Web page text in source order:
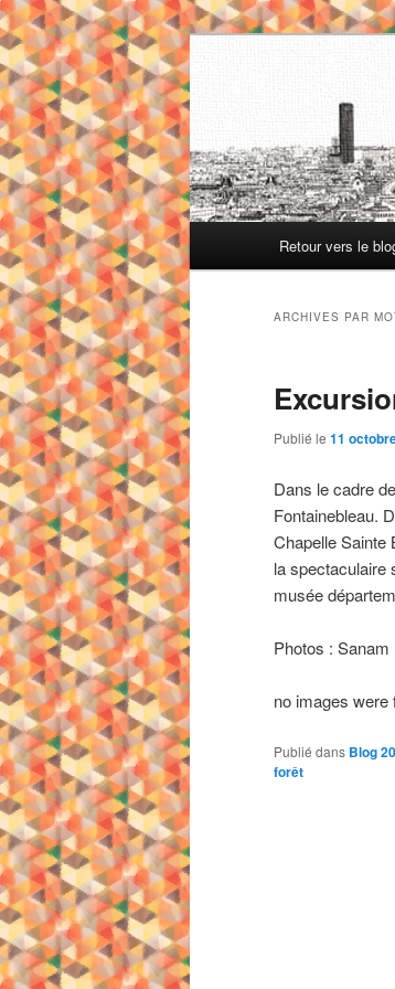
Aller
au
contenu
principal
Aller
au
contenu
secondaire
Retour vers le
ARCHIVES PAR
Publié le 11
Dans le cadre
Fontainebleau.
Chapelle Sainte
la spectaculaire
musée
Photos :
no images were
Publié dans Blog
forêt